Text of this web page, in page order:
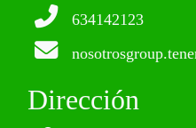
634142123
Dirección